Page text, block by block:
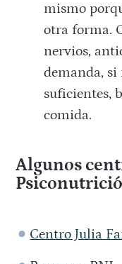
mismo
otra forma.
nervios,
demanda, si
suficientes,
comida.
Algunos
Centro Julia